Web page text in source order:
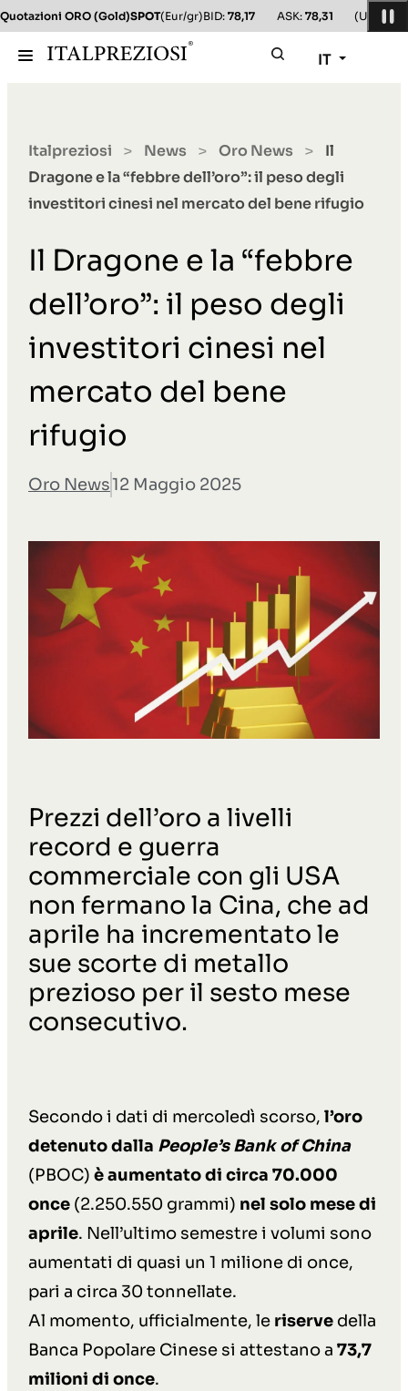
Quotazioni ORO (Gold)SPOT(Eur/gr)BID: 78,17 ASK: 78,31 (Usd/oz)
IT
Italpreziosi > News > Oro News >
Il
Dragone e la “febbre dell’oro”: il peso degli
investitori cinesi nel mercato del bene rifugio
Il Dragone e la “febbre
dell’oro”: il peso degli
investitori cinesi nel
mercato del bene
rifugio
Oro News12 Maggio 2025
Prezzi dell’oro a livelli
record e guerra
commerciale con gli USA
non fermano la Cina, che ad
aprile ha incrementato le
sue scorte di metallo
prezioso per il sesto mese
consecutivo.
Secondo i dati di mercoledì scorso, l’oro
detenuto dalla People’s Bank of China
(PBOC) è aumentato di circa 70.000
once (2.250.550 grammi) nel solo mese di
aprile. Nell’ultimo semestre i volumi sono
aumentati di quasi un 1 milione di once,
pari a circa 30 tonnellate.
Al momento, ufficialmente, le riserve della
Banca Popolare Cinese si attestano a 73,7
milioni di once.